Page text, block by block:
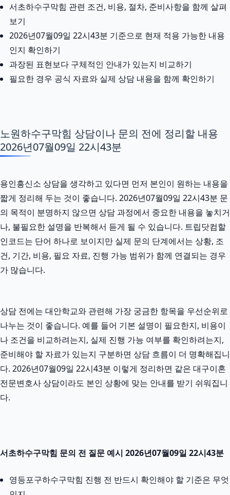
서초하수구막힘 관련 조건, 비용, 절차, 준비사항을 함께 살펴
보기
2026년07월09일 22시43분 기준으로 현재 적용 가능한 내용
인지 확인하기
과장된 표현보다 구체적인 안내가 있는지 비교하기
필요한 경우 공식 자료와 실제 상담 내용을 함께 확인하기
노원하수구막힘 상담이나 문의 전에 정리할 내용
2026년07월09일 22시43분
용인흥신소 상담을 생각하고 있다면 먼저 본인이 원하는 내용을
짧게 정리해 두는 것이 좋습니다. 2026년07월09일 22시43분 문
의 목적이 분명하지 않으면 상담 과정에서 중요한 내용을 놓치거
나, 불필요한 설명을 반복해서 듣게 될 수 있습니다. 트립닷컴할
인코드는 단어 하나로 보이지만 실제 문의 단계에서는 상황, 조
건, 기간, 비용, 필요 자료, 진행 가능 범위가 함께 연결되는 경우
가 많습니다.
상담 전에는 대안학교와 관련해 가장 궁금한 항목을 우선순위로
나누는 것이 좋습니다. 예를 들어 기본 설명이 필요한지, 비용이
나 조건을 비교하려는지, 실제 진행 가능 여부를 확인하려는지,
준비해야 할 자료가 있는지 구분하면 상담 흐름이 더 명확해집니
다. 2026년07월09일 22시43분 이렇게 정리하면 같은 대구이혼
전문변호사 상담이라도 본인 상황에 맞는 안내를 받기 쉬워집니
다.
서초하수구막힘 문의 전 질문 예시 2026년07월09일 22시43분
영등포구하수구막힘 진행 전 반드시 확인해야 할 기준은 무엇